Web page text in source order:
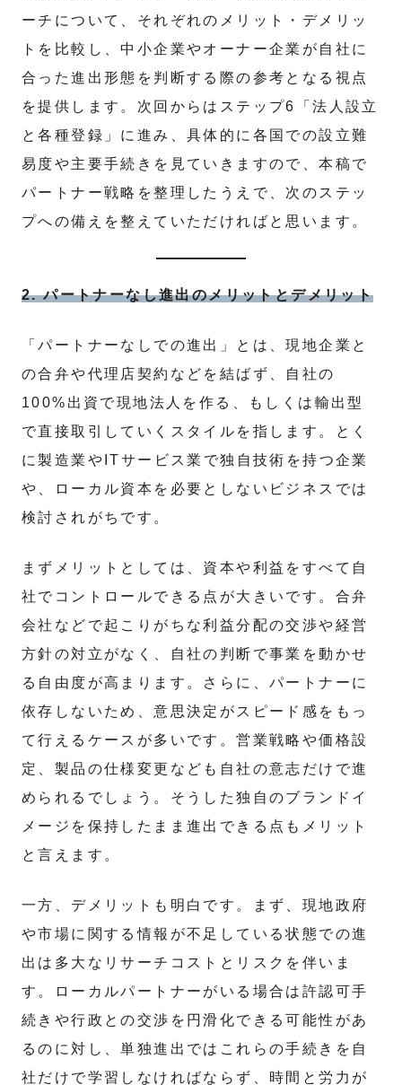
ーチについて、それぞれのメリット・デメリッ
トを比較し、中小企業やオーナー企業が自社に
合った進出形態を判断する際の参考となる視点
を提供します。次回からはステップ6「法人設立
と各種登録」に進み、具体的に各国での設立難
易度や主要手続きを見ていきますので、本稿で
パートナー戦略を整理したうえで、次のステッ
プへの備えを整えていただければと思います。
2. パートナーなし進出のメリットとデメリット
「パートナーなしでの進出」とは、現地企業と
の合弁や代理店契約などを結ばず、自社の
100%出資で現地法人を作る、もしくは輸出型
で直接取引していくスタイルを指します。とく
に製造業やITサービス業で独自技術を持つ企業
や、ローカル資本を必要としないビジネスでは
検討されがちです。
まずメリットとしては、資本や利益をすべて自
社でコントロールできる点が大きいです。合弁
会社などで起こりがちな利益分配の交渉や経営
方針の対立がなく、自社の判断で事業を動かせ
る自由度が高まります。さらに、パートナーに
依存しないため、意思決定がスピード感をもっ
て行えるケースが多いです。営業戦略や価格設
定、製品の仕様変更なども自社の意志だけで進
められるでしょう。そうした独自のブランドイ
メージを保持したまま進出できる点もメリット
と言えます。
一方、デメリットも明白です。まず、現地政府
や市場に関する情報が不足している状態での進
出は多大なリサーチコストとリスクを伴いま
す。ローカルパートナーがいる場合は許認可手
続きや行政との交渉を円滑化できる可能性があ
るのに対し、単独進出ではこれらの手続きを自
社だけで学習しなければならず、時間と労力が